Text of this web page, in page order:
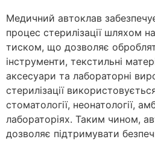
Медичний автоклав
процес стерилізації шляхом
тиском, що дозволяє
інструменти, текстильні
аксесуари та лабораторні
стерилізації
стоматології, неонатології,
лабораторіях. Таким чином,
дозволяє підтримувати